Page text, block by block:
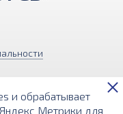
информационный
публичной офертой,
и обрабатывает
Метрики для